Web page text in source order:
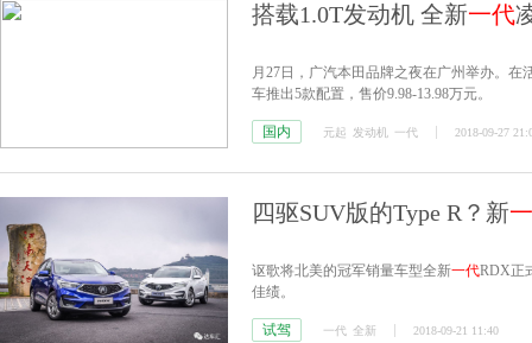
搭载1.0T发动机 全新一代
月27日，广汽本田品牌之夜在广州举办。
车推出5款配置，售价9.98-13.98万元。
国内 元起 发动机 一代 2018-09-27
四驱SUV版的Type R？新
讴歌将北美的冠军销量车型全新一代RDX正
佳绩。
试驾 一代 全新 2018-09-21 11:40